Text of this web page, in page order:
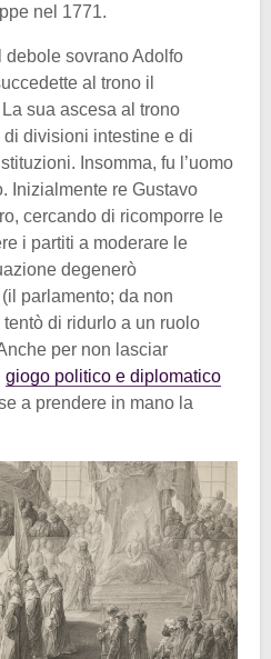
nel 1771.
debole sovrano Adolfo
al trono il
La sua ascesa al trono
divisioni intestine e di
Insomma, fu l’uomo
Inizialmente re Gustavo
cercando di ricomporre le
i partiti a moderare le
degenerò
(il parlamento; da non
di ridurlo a un ruolo
per non lasciar
giogo politico e diplomatico
a prendere in mano la